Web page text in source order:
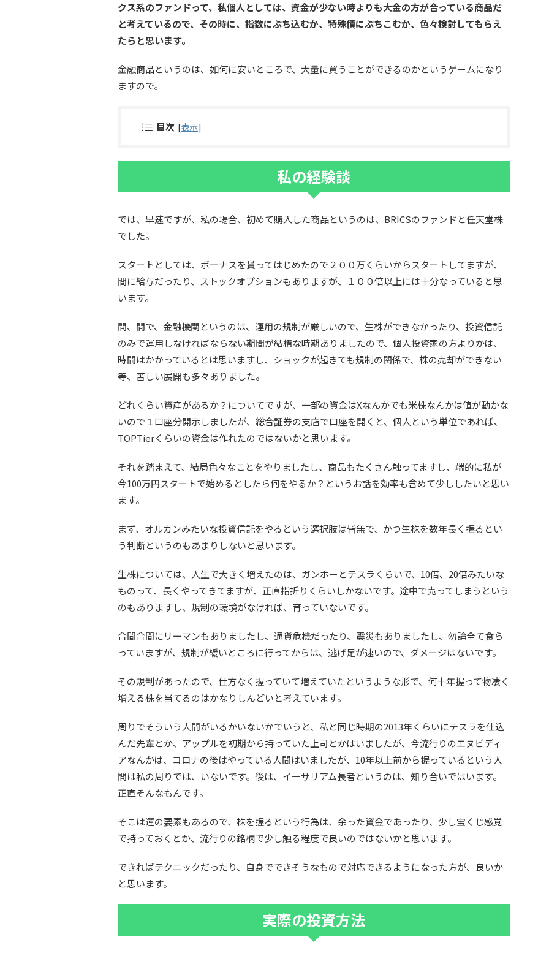
クス系のファンドって、私個人としては、資金が少ない時よりも大金の方が合っている商品だ
と考えているので、その時に、指数にぶち込むか、特殊債にぶちこむか、色々検討してもらえ
たらと思います。
金融商品というのは、如何に安いところで、大量に買うことができるのかというゲームになり
ますので。
目次 [表示]
私の経験談
では、早速ですが、私の場合、初めて購入した商品というのは、BRICSのファンドと任天堂株
でした。
スタートとしては、ボーナスを貰ってはじめたので２００万くらいからスタートしてますが、
間に給与だったり、ストックオプションもありますが、１００倍以上には十分なっていると思
います。
間、間で、金融機関というのは、運用の規制が厳しいので、生株ができなかったり、投資信託
のみで運用しなければならない期間が結構な時期ありましたので、個人投資家の方よりかは、
時間はかかっているとは思いますし、ショックが起きても規制の関係で、株の売却ができない
等、苦しい展開も多々ありました。
どれくらい資産があるか？についてですが、一部の資金はXなんかでも米株なんかは値が動かな
いので１口座分開示しましたが、総合証券の支店で口座を開くと、個人という単位であれば、
TOPTierくらいの資金は作れたのではないかと思います。
それを踏まえて、結局色々なことをやりましたし、商品もたくさん触ってますし、端的に私が
今100万円スタートで始めるとしたら何をやるか？というお話を効率も含めて少ししたいと思い
ます。
まず、オルカンみたいな投資信託をやるという選択肢は皆無で、かつ生株を数年長く握るとい
う判断というのもあまりしないと思います。
生株については、人生で大きく増えたのは、ガンホーとテスラくらいで、10倍、20倍みたいな
ものって、長くやってきてますが、正直指折りくらいしかないです。途中で売ってしまうという
のもありますし、規制の環境がなければ、育っていないです。
合間合間にリーマンもありましたし、通貨危機だったり、震災もありましたし、勿論全て食ら
っていますが、規制が緩いところに行ってからは、逃げ足が速いので、ダメージはないです。
その規制があったので、仕方なく握っていて増えていたというような形で、何十年握って物凄く
増える株を当てるのはかなりしんどいと考えています。
周りでそういう人間がいるかいないかでいうと、私と同じ時期の2013年くらいにテスラを仕込
んだ先輩とか、アップルを初期から持っていた上司とかはいましたが、今流行りのエヌビディ
アなんかは、コロナの後はやっている人間はいましたが、10年以上前から握っているという人
間は私の周りでは、いないです。後は、イーサリアム長者というのは、知り合いではいます。
正直そんなもんです。
そこは運の要素もあるので、株を握るという行為は、余った資金であったり、少し宝くじ感覚
で持っておくとか、流行りの銘柄で少し触る程度で良いのではないかと思います。
できればテクニックだったり、自身でできそうなもので対応できるようになった方が、良いか
と思います。
実際の投資方法